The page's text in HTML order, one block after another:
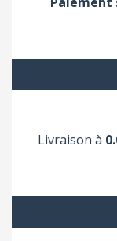
Livraison à